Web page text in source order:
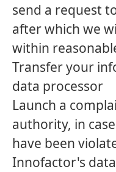
send a request
after which we
within
Transfer your
data processor
Launch a
authority, in
have been
Innofactor's